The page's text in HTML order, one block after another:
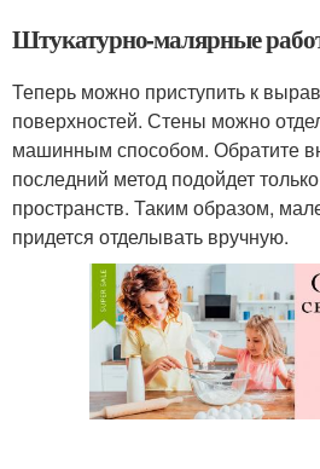
Штукатурно-малярные
Теперь можно приступить к
поверхностей. Стены можно
машинным способом. Обратите
последний метод подойдет
пространств. Таким образом,
придется отделывать вручную.